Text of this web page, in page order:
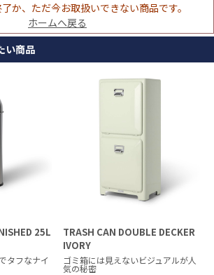
か、ただ今お取扱いできない商品です。
ホームへ戻る
い商品
25L
タフなナイ
TRASH CAN DOUBLE DECKER
IVORY
ゴミ箱には見えないビジュアルが人
気の秘密